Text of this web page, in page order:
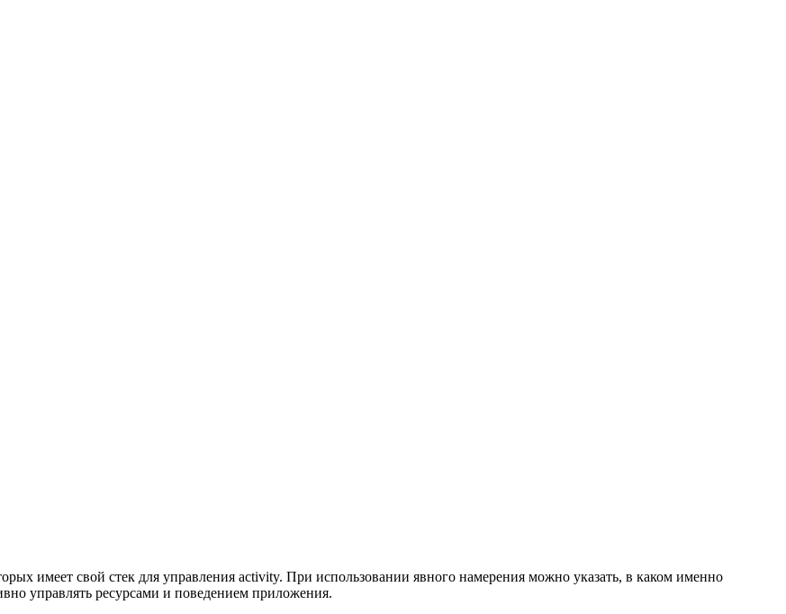
имеет свой стек для управления activity. При использовании явного намерения можно указать, в каком именно
управлять ресурсами и поведением приложения.